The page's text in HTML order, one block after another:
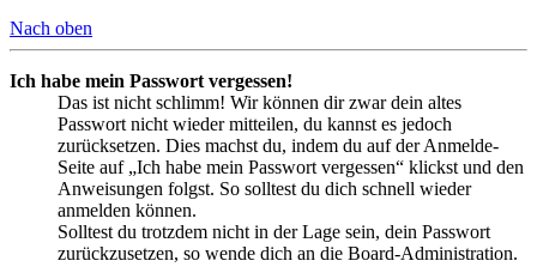
Nach oben
Ich habe mein Passwort vergessen!
Das ist nicht schlimm! Wir können dir zwar dein altes
Passwort nicht wieder mitteilen, du kannst es jedoch
zurücksetzen. Dies machst du, indem du auf der Anmelde-
Seite auf „Ich habe mein Passwort vergessen“ klickst und den
Anweisungen folgst. So solltest du dich schnell wieder
anmelden können.
Solltest du trotzdem nicht in der Lage sein, dein Passwort
zurückzusetzen, so wende dich an die Board-Administration.